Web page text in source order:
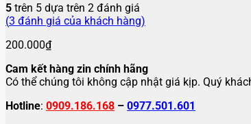
5 trên 5 dựa trên 2 đánh giá
(3 đánh giá của khách hàng)
200.000₫
Cam kết hàng zin chính hãng
Có thể chúng tôi không cập nhật giá kịp. Quý
Hotline: 0909.186.168 – 0977.501.601